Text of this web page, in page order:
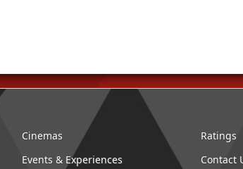
Cinemas
Events & Experiences
Ratings
Contact